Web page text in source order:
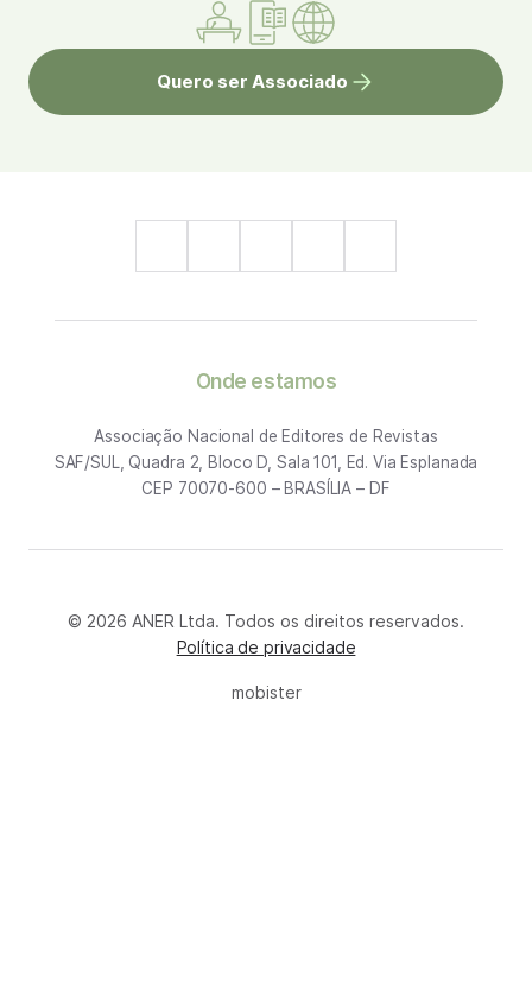
Quero ser Associado
Onde estamos
Associação Nacional de Editores de Revistas
SAF/SUL, Quadra 2, Bloco D, Sala 101, Ed. Via Esplanada
CEP 70070-600 – BRASÍLIA – DF
© 2026 ANER Ltda. Todos os direitos reservados.
Política de privacidade
mobister